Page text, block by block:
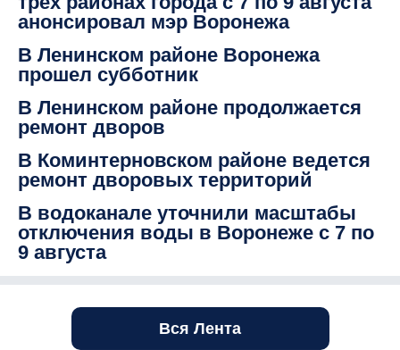
анонсировал мэр Воронежа
В Ленинском районе Воронежа
прошел субботник
В Ленинском районе продолжается
ремонт дворов
В Коминтерновском районе ведется
ремонт дворовых территорий
В водоканале уточнили масштабы
отключения воды в Воронеже с 7 по
9 августа
Вся Лента